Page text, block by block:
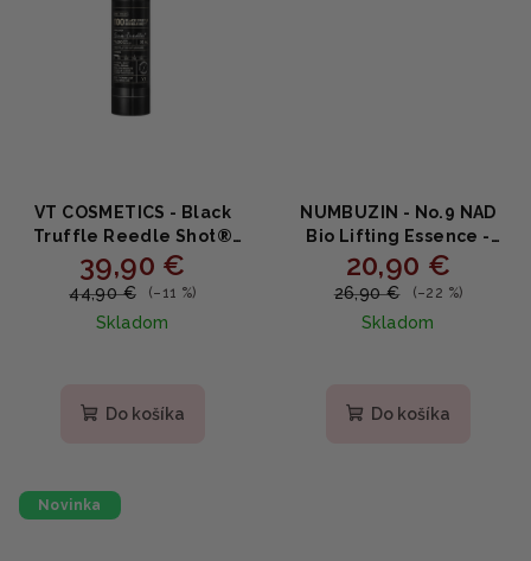
VT COSMETICS - Black
Truffle Reedle Shot®
100 - Omladzujúce
sérum s čiernym
hľuzovkovým extraktom
a niacínamidom 50ml
39,90 €
44,90 € (–11 %)
Skladom
Do košíka
NUMBUZIN - No.9 NAD
Bio Lifting Essence -
Liftingová esencia s
peptidmi a NAD 50 ml
20,90 €
26,90 € (–22 %)
Skladom
produktu
Do košíka
Novinka